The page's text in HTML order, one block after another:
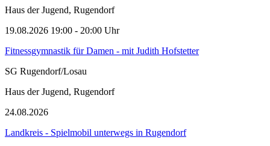
Haus der Jugend, Rugendorf
19.08.2026 19:00 - 20:00 Uhr
Fitnessgymnastik für Damen - mit Judith Hofstetter
SG Rugendorf/Losau
Haus der Jugend, Rugendorf
24.08.2026
Landkreis - Spielmobil unterwegs in Rugendorf